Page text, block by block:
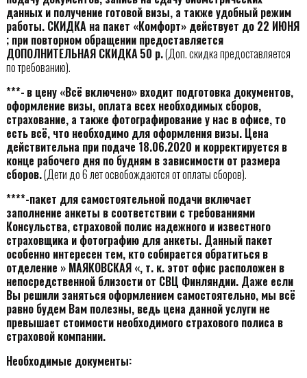
данных и получение готовой визы, а также удобный режим
работы. СКИДКА на пакет «Комфорт» действует до 22 ИЮНЯ
; при повторном обращении предоставляется
ДОПОЛНИТЕЛЬНАЯ СКИДКА50 р.(Доп. скидка предоставляется
по требованию).
***- в цену «Всё включено» входит подготовка документов,
оформление визы, оплата всех необходимых сборов,
страхование, а также фотографирование у нас в офисе, то
есть всё, что необходимо для оформления визы. Цена
действительна при подаче 18.06.2020 и корректируется в
конце рабочего дня по будням в зависимости от размера
сборов.(Дети до 6 лет освобождаются от оплаты сборов).
****-пакет для самостоятельной подачи включает
заполнение анкеты в соответствии с требованиями
Консульства, страховой полис надежного и известного
страховщика и фотографию для анкеты. Данный пакет
особенно интересен тем, кто собирается обратиться в
отделение » МАЯКОВСКАЯ «, т. к. этот офис расположен в
непосредственной близости от СВЦ Финляндии. Даже если
Вы решили заняться оформлением самостоятельно, мы всё
равно будем Вам полезны, ведь цена данной услуги не
превышает стоимости необходимого страхового полиса в
страховой компании.
Необходимые документы: